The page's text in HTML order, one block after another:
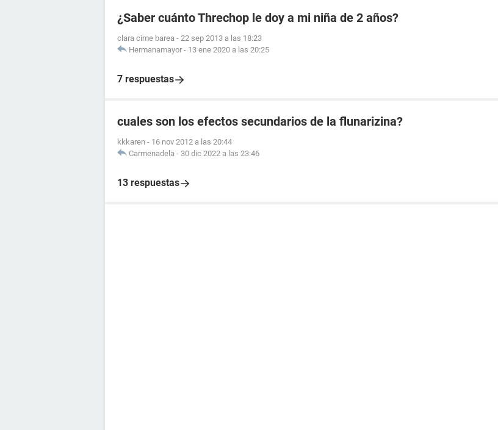
¿Saber cuánto Threchop le doy a mi niña de 2 años?
clara cime barea - 22 sep 2013 a las 18:23
Hermanamayor - 13 ene 2020 a las 20:25
7 respuestas
cuales son los efectos secundarios de la flunarizina?
kkkaren - 16 nov 2012 a las 20:44
Carmenadela - 30 dic 2022 a las 23:46
13 respuestas